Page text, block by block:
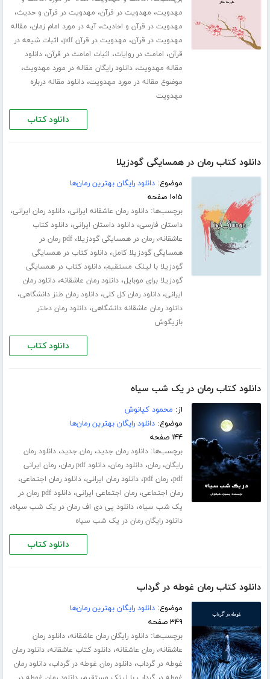
مهدویت، مهدویت در قرآن، مهدویت در قرآن و حدیث،
مهدویت در قرآن و احادیث،آیه در مورد امام زمان، مقاله
مهدویت در قرآن، مهدویت در قرآن pdf ، اثبات شیعه در
قرآن، امامت در روایات، اثبات امامت در قرآن،دانلود
مقاله مهدویت،دانلود رایگان مقاله در مورد مهدویت،
موضوع مقاله در مورد مهدویت،دانلود مقاله درباره
مهدویت
دانلود کتاب
دانلود کتاب رمان در همسایگی گودزیلا
موضوع:دانلود رایگان بهترین رمان‌ها
۱۰۱۵ صفحه
برچسب‌ها:دانلود رمان عاشقانه ایرانی،دانلود رمان ایرانی،
داستان فارسی،دانلود داستان ایرانی،دانلود کتاب
عاشقانه،رمان در همسایگی گودزیلا،
pdf رمان در
همسایگی گودزیلا کامل،دانلود کتاب در همسایگی
گودزیلا با لینک مستقیم،دانلود کتاب در همسایگی
گودزیلا برای موبایل،دانلود رمان عاشقانه،دانلود رمان
ایرانی،دانلود رمان کل کلی،دانلود رمان طنز دانشگاهی،
دانلود رمان عاشقانه دانشگاهی،دانلود رمان دختر
بازیگوش
دانلود کتاب
دانلود کتاب رمان در یک شب سیاه
از: محمود کیانوش
موضوع:دانلود رایگان بهترین رمان‌ها
۱۴۴ صفحه
برچسب‌ها:دانلود رمان جدید،رمان جدید،دانلود رمان
رایگان،رمان،دانلود رمان،دانلود pdf رمان ،رمان ایرانی
pdf،رمان pdf ،دانلود رمان ایرانی،دانلود رمان اجتماعی،
رمان اجتماعی،رمان اجتماعی ایرانی،
دانلود pdf رمان در
یک شب سیاه،دانلود پی دی اف رمان در یک شب سیاه،
دانلود رایگان رمان در یک شب سیاه
دانلود کتاب
دانلود کتاب رمان غوطه در گرداب
موضوع:دانلود رایگان بهترین رمان‌ها
۳۴۹ صفحه
برچسب‌ها:دانلود رایگان رمان عاشقانه،دانلود رمان
عاشقانه،رمان عاشقانه،دانلود کتاب عاشقانه،دانلود رمان
غوطه در گرداب،دانلود رمان غوطه در گرداب،دانلود رمان